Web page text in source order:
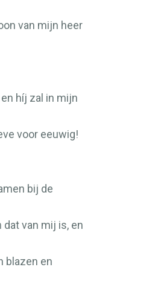
van mijn heer
híj zal in mijn
voor eeuwig!
bij de
van mij is, en
blazen en